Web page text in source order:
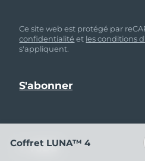
Ce site web est protégé par
confidentialité et les conditions
s'appliquent.
AIDE
Coffret LUNA™ 4